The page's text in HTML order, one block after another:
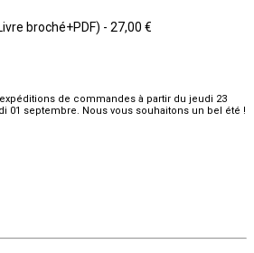
broché+PDF) - 27,00 €
de commandes à partir du jeudi 23
01 septembre. Nous vous souhaitons un bel été !